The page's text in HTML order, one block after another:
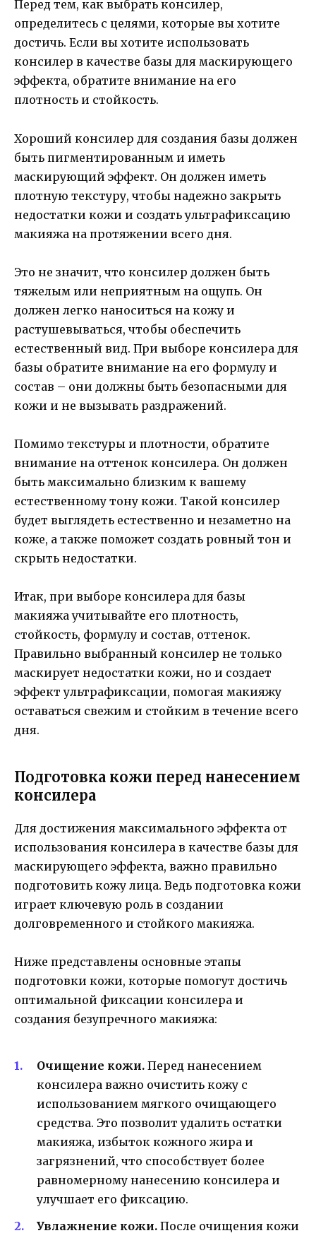
Перед тем, как выбрать консилер,
определитесь с целями, которые вы хотите
достичь. Если вы хотите использовать
консилер в качестве базы для маскирующего
эффекта, обратите внимание на его
плотность и стойкость.
Хороший консилер для создания базы должен
быть пигментированным и иметь
маскирующий эффект. Он должен иметь
плотную текстуру, чтобы надежно закрыть
недостатки кожи и создать ультрафиксацию
макияжа на протяжении всего дня.
Это не значит, что консилер должен быть
тяжелым или неприятным на ощупь. Он
должен легко наноситься на кожу и
растушевываться, чтобы обеспечить
естественный вид. При выборе консилера для
базы обратите внимание на его формулу и
состав – они должны быть безопасными для
кожи и не вызывать раздражений.
Помимо текстуры и плотности, обратите
внимание на оттенок консилера. Он должен
быть максимально близким к вашему
естественному тону кожи. Такой консилер
будет выглядеть естественно и незаметно на
коже, а также поможет создать ровный тон и
скрыть недостатки.
Итак, при выборе консилера для базы
макияжа учитывайте его плотность,
стойкость, формулу и состав, оттенок.
Правильно выбранный консилер не только
маскирует недостатки кожи, но и создает
эффект ультрафиксации, помогая макияжу
оставаться свежим и стойким в течение всего
дня.
Подготовка кожи перед нанесением
консилера
Для достижения максимального эффекта от
использования консилера в качестве базы для
маскирующего эффекта, важно правильно
подготовить кожу лица. Ведь подготовка кожи
играет ключевую роль в создании
долговременного и стойкого макияжа.
Ниже представлены основные этапы
подготовки кожи, которые помогут достичь
оптимальной фиксации консилера и
создания безупречного макияжа:
Очищение кожи. Перед нанесением
консилера важно очистить кожу с
использованием мягкого очищающего
средства. Это позволит удалить остатки
макияжа, избыток кожного жира и
загрязнений, что способствует более
равномерному нанесению консилера и
улучшает его фиксацию.
Увлажнение кожи. После очищения кожи